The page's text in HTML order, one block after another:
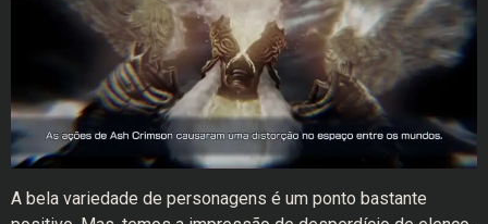
A bela variedade de personagens é um ponto bastante